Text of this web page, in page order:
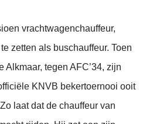
vrachtwagenchauffeur,
zetten als buschauffeur. Toen
Alkmaar, tegen AFC’34, zijn
KNVB bekertoernooi ooit
laat dat de chauffeur van